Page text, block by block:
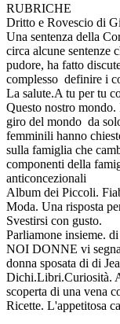
RUBRICHE
Dritto e Rovescio di
Una sentenza della
circa alcune sentenze
pudore, ha fatto
complesso definire i
La salute.A tu per tu
Questo nostro
giro del mondo da
femminili hanno
sulla famiglia che
componenti della
anticoncezionali
Album dei Piccoli.
Moda. Una risposta
Svestirsi con gusto.
Parliamone insieme.
NOI DONNE vi
donna sposata di di
Dichi.Libri.Curiosità.
scoperta di una vena
Ricette. L'appetitosa